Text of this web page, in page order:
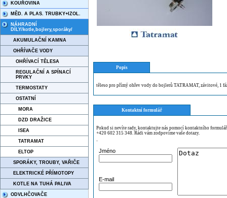
KOUŘOVINA
MĚD. A PLAS. TRUBKY+IZOL.
NÁHRADNÍ
DÍLY/kotle,bojlery,sporáky/
AKUMULAČNÍ KAMNA
OHŘÍVAČE VODY
OHŘÍVACÍ TĚLESA
REGULAČNÍ A SPÍNACÍ
PRVKY
TERMOSTATY
OSTATNÍ
MORA
DZD DRAŽICE
ISEA
TATRAMAT
ELTOP
SPORÁKY, TROUBY, VAŘIČE
ELEKTRICKÉ PŘÍMOTOPY
KOTLE NA TUHÁ PALIVA
ODVLHČOVAČE
Popis
těleso pro přímý ohřev vody do bojlerů TATRAMAT, závitové, 1
Kontaktní formulář
Pokud si nevíte rady, kontaktujte nás pomocí kontaktního
+420 602 315 348. Rádi vám zodpovíme vaše dotazy.
¨
Jméno
E-mail